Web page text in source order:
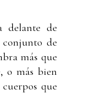
delante de
de
más que
o más bien
que